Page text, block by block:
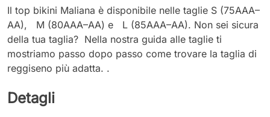
Il top bikini Maliana è disponibile nelle taglie S (75AAA–
AA), M (80AAA–AA) e L (85AAA–AA). Non sei sicura
della tua taglia? Nella nostra guida alle taglie ti
mostriamo passo dopo passo come trovare la taglia di
reggiseno più adatta. .
Detagli